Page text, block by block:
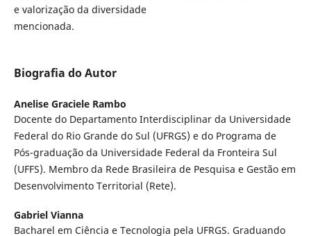
e valorização da diversidade
mencionada.
Biografia do Autor
Anelise Graciele Rambo
Docente do Departamento Interdisciplinar da Universidade
Federal do Rio Grande do Sul (UFRGS) e do Programa de
Pós-graduação da Universidade Federal da Fronteira Sul
(UFFS). Membro da Rede Brasileira de Pesquisa e Gestão em
Desenvolvimento Territorial (Rete).
Gabriel Vianna
Bacharel em Ciência e Tecnologia pela UFRGS. Graduando